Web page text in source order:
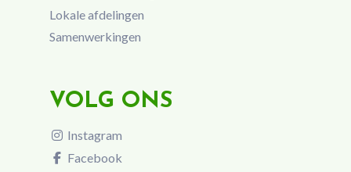
Lokale afdelingen
Samenwerkingen
VOLG ONS
Instagram
Facebook